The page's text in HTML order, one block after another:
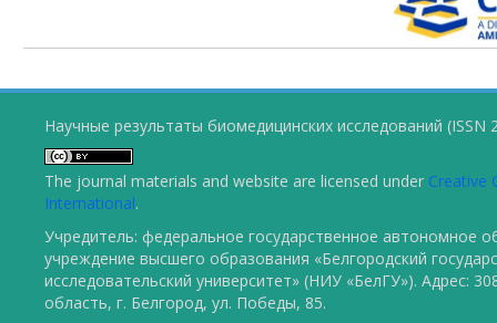
Научные результаты биомедицинских исследований (ISSN
The journal materials and website are licensed under Creative
International.
Учредитель: федеральное государственное автономное
учреждение высшего образования «Белгородский
исследовательский университет» (НИУ «БелГУ»). Адрес:
область, г. Белгород, ул. Победы, 85.